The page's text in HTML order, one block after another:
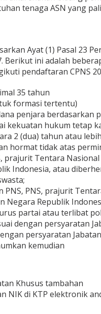
tenaga ASN yang
Ayat (1) Pasal 23
Berikut ini adalah
pendaftaran CPNS
35 tahun
formasi tertentu)
penjara berdasarkan
kekuatan hukum tetap
2 (dua) tahun atau
hormat tidak atas
prajurit Tentara
Indonesia, atau
PNS, PNS, prajurit
Negara Republik
partai atau terlibat
dengan persyaratan
persyaratan
kemudian
Khusus tambahan
NIK di KTP elektronik
DPD Partai